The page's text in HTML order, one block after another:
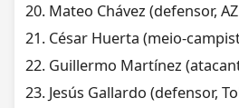
Mateo Chávez (defensor,
César Huerta (meio-
Guillermo Martínez
Jesús Gallardo (defensor,